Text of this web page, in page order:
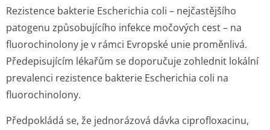
Rezistence bakterie Escherichia coli – nejčastějšího
patogenu způsobujícího infekce močových cest – na
fluorochinolony je v rámci Evropské unie proměnlivá.
Předepisujícím lékařům se doporučuje zohlednit lokální
prevalenci rezistence bakterie Escherichia coli na
fluorochinolony.
Předpokládá se, že jednorázová dávka ciprofloxacinu,